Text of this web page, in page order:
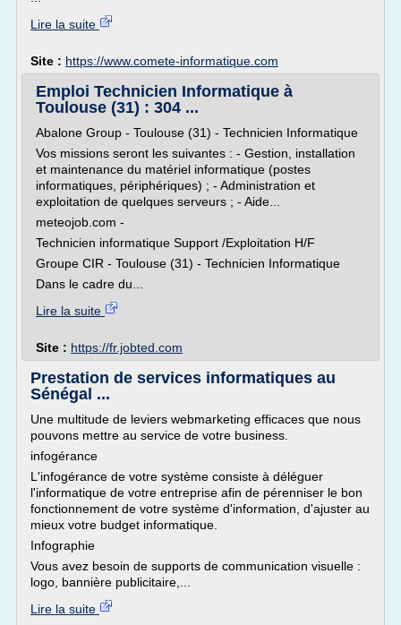
Lire la suite
Site : https://www.comete-informatique.com
Emploi Technicien Informatique à
Toulouse (31) : 304 ...
Abalone Group - Toulouse (31) - Technicien Informatique
Vos missions seront les suivantes : - Gestion, installation
et maintenance du matériel informatique (postes
informatiques, périphériques) ; - Administration et
exploitation de quelques serveurs ; - Aide...
meteojob.com -
Technicien informatique Support /Exploitation H/F
Groupe CIR - Toulouse (31) - Technicien Informatique
Dans le cadre du...
Lire la suite
Site : https://fr.jobted.com
Prestation de services informatiques au
Sénégal ...
Une multitude de leviers webmarketing efficaces que nous
pouvons mettre au service de votre business.
infogérance
L'infogérance de votre système consiste à déléguer
l'informatique de votre entreprise afin de pérenniser le bon
fonctionnement de votre système d'information, d'ajuster au
mieux votre budget informatique.
Infographie
Vous avez besoin de supports de communication visuelle :
logo, bannière publicitaire,...
Lire la suite